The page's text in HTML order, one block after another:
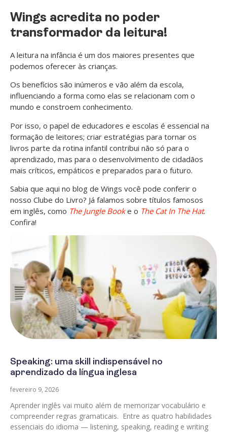
Wings acredita no poder
transformador da leitura!
A leitura na infância é um dos maiores presentes que
podemos oferecer às crianças.
Os benefícios são inúmeros e vão além da escola,
influenciando a forma como elas se relacionam com o
mundo e constroem conhecimento.
Por isso, o papel de educadores e escolas é essencial na
formação de leitores; criar estratégias para tornar os
livros parte da rotina infantil contribui não só para o
aprendizado, mas para o desenvolvimento de cidadãos
mais críticos, empáticos e preparados para o futuro.
Sabia que aqui no blog de Wings você pode conferir o
nosso Clube do Livro? Já falamos sobre títulos famosos
em inglês, como The Jungle Book e o The Cat In The Hat.
Confira!
Speaking: uma skill indispensável no
aprendizado da língua inglesa
fevereiro 9, 2026
Aprender inglês vai muito além de memorizar vocabulário e
compreender regras gramaticais. Entre as quatro habilidades
essenciais do idioma — listening, speaking, reading e writing